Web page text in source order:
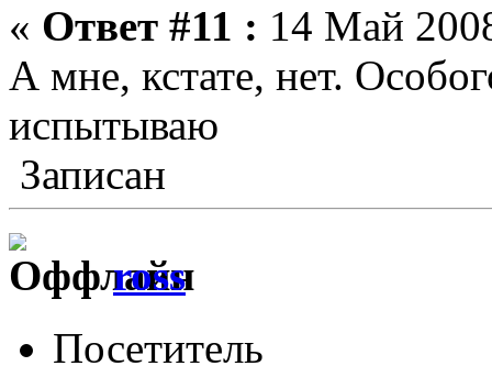
« Ответ #11 : 14 Май
А мне, кстате, нет.
испытываю
Записан
ross
Посетитель